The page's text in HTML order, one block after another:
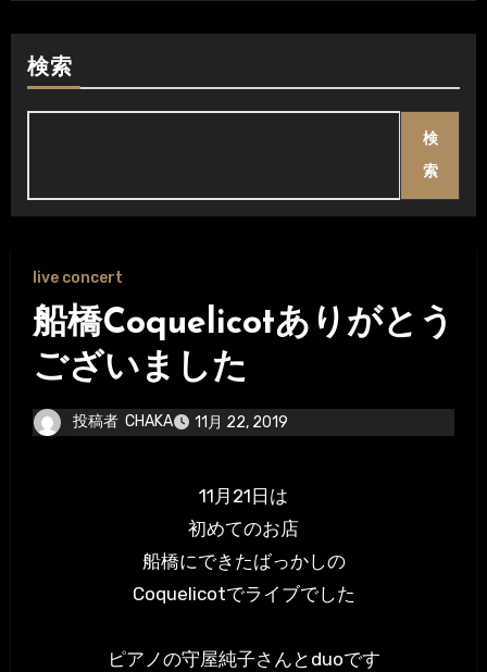
検索
検
索
live concert
船橋Coquelicotありがとう
ございました
投稿者 CHAKA 11月 22, 2019
11月21日は
初めてのお店
船橋にできたばっかしの
Coquelicotでライブでした
ピアノの守屋純子さんとduoです